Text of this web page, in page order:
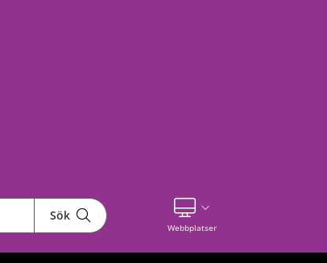
Sök
WebbplatserVisa våra andra webbplatser